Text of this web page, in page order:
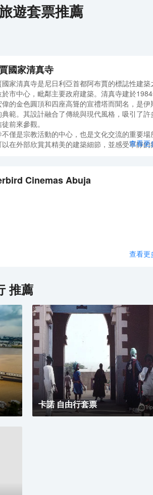
遊套票推薦
國家清真寺
家清真寺是尼日利亞首都阿布賈的標誌性建築
市中心，毗鄰主要政府建築。清真寺建於1984
偉的金色圓頂和四座高聳的宣禮塔而聞名，是伊
範。其設計融合了傳統與現代風格，吸引了許
前來參觀。
僅是宗教活動的中心，也是文化交流的重要場
在外部欣賞其精美的建築細節，並感受寧靜的
週邊交通便利，遊客可以透過計程車或大眾運輸
議參觀時穿著得體，以示尊重，並注意開放時
查看更
Cinemas Abuja
查看更
推薦
卡諾 自由行套票